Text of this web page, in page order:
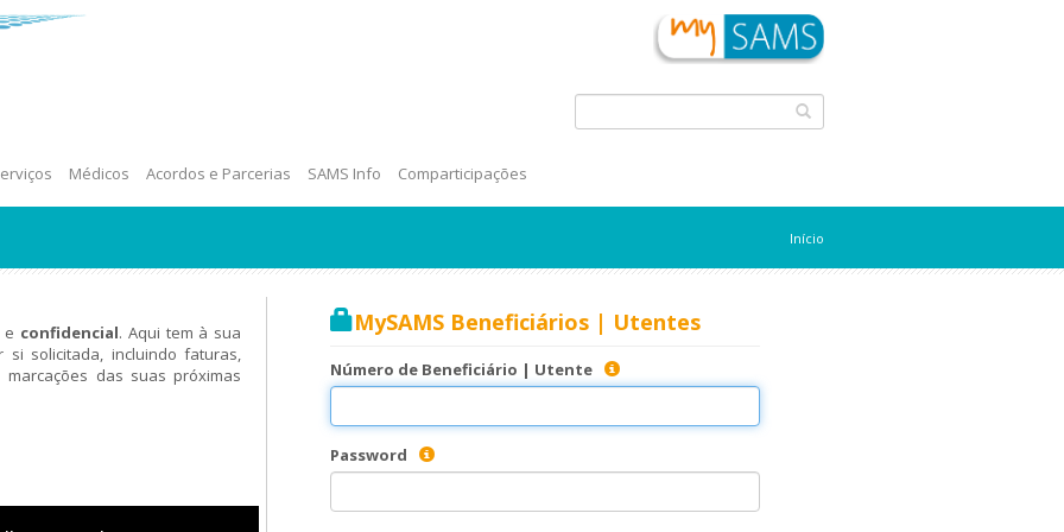
Médicos Acordos e Parcerias SAMS Info Comparticipações
Início
MySAMS Beneficiários | Utentes
Número de Beneficiário | Utente
Password